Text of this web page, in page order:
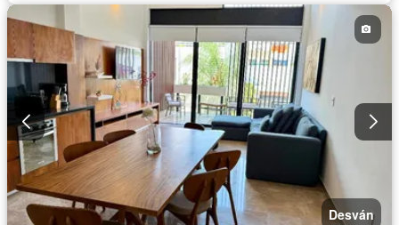
Televisión por cable
Terraza
Vista panorámica
Wifi
Zonas verdes
Completamente amueblado
Desván